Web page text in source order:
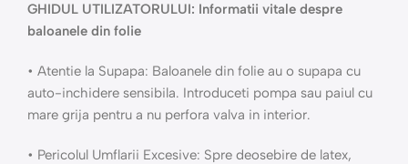
GHIDUL UTILIZATORULUI: Informatii vitale despre
baloanele din folie
• Atentie la Supapa: Baloanele din folie au o supapa cu
auto-inchidere sensibila. Introduceti pompa sau paiul cu
mare grija pentru a nu perfora valva in interior.
• Pericolul Umflarii Excesive: Spre deosebire de latex,